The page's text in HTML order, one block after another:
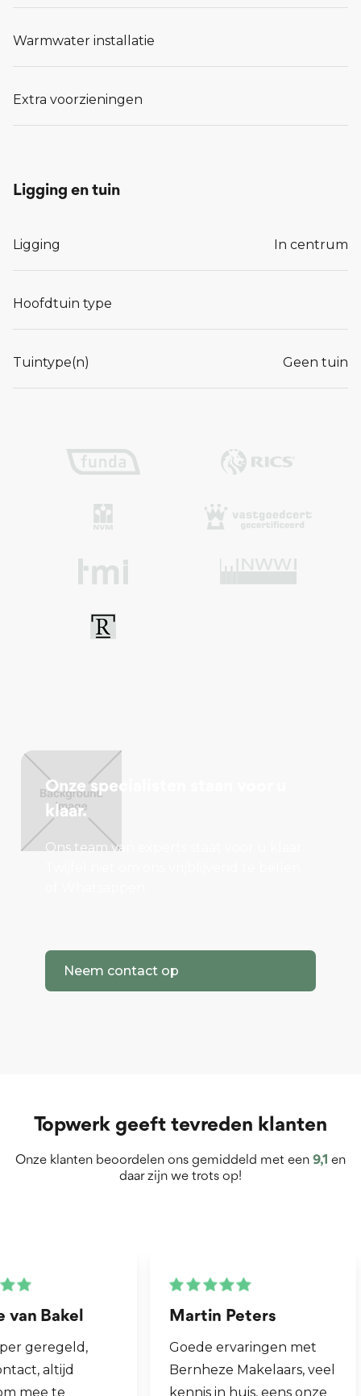
Warmwater installatie
Extra voorzieningen
Ligging en tuin
Ligging In centrum
Hoofdtuin type
Tuintype(n) Geen tuin
Onze specialisten staan voor u
klaar.
Ons team van experts staat voor u klaar.
Neem contact op
Topwerk geeft tevreden klanten
Onze klanten beoordelen ons gemiddeld met een 9,1 en
daar zijn we trots op!
Martin Peters
Goede ervaringen met
Bernheze Makelaars, veel
kennis in huis, eens onze
Henk van
Fijne makelaar.
al mijn 2e
hen laten